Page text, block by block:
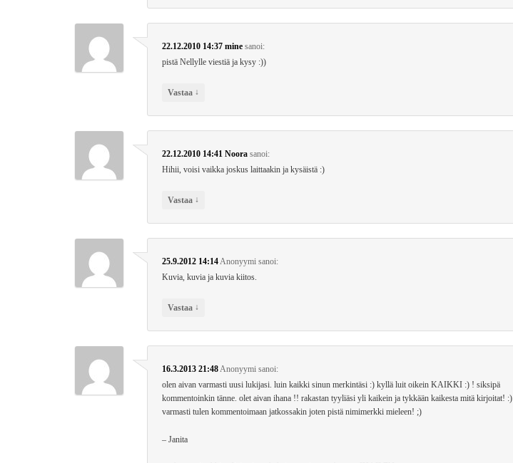
22.12.2010 14:37 mine sanoi:
pistä Nellylle viestiä ja kysy :))
Vastaa ↓
22.12.2010 14:41 Noora sanoi:
Hihii, voisi vaikka joskus laittaakin ja kysäistä :)
Vastaa ↓
25.9.2012 14:14Anonyymi sanoi:
Kuvia, kuvia ja kuvia kiitos.
Vastaa ↓
16.3.2013 21:48Anonyymi sanoi:
olen aivan varmasti uusi lukijasi. luin kaikki sinun merkintäsi :) kyllä luit oikein KAIKKI :) ! siksipä
kommentoinkin tänne. olet aivan ihana !! rakastan tyyliäsi yli kaikein ja tykkään kaikesta mitä kirjoitat! :)
varmasti tulen kommentoimaan jatkossakin joten pistä nimimerkki mieleen! ;)
– Janita